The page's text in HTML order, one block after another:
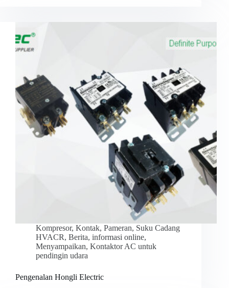
Kompresor, Kontak, Pameran, Suku Cadang
HVACR, Berita, informasi online,
Menyampaikan, Kontaktor AC untuk
pendingin udara
Pengenalan Hongli Electric